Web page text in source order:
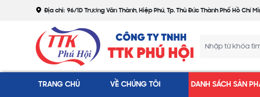
Địa chỉ: 96/1D Trương Văn Thành, Hiệp Phú, Tp. Thủ Đức Thành Phố Hồ Chí
TRANG CHỦ VỀ CHÚNG TÔI DANH SÁCH SẢN